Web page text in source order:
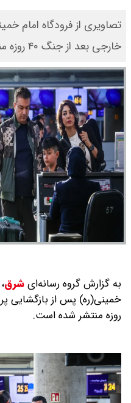
تصاویری از فرودگاه امام
خارجی بعد از جنگ ۴۰ روزه منتشر شده است.
به گزارش گروه رسانه‌ایشرق،
روزه منتشر شده است.